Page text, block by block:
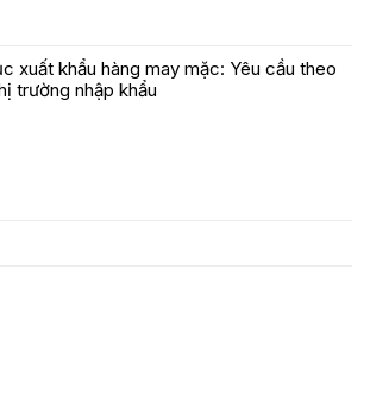
xuất khẩu hàng may mặc: Yêu cầu theo
trường nhập khẩu